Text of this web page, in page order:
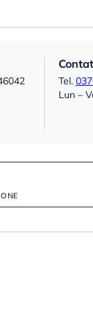
Tel.
Lun –